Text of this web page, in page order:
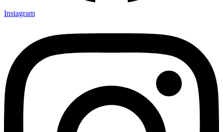
Instagram